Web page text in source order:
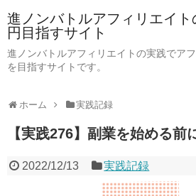
進ノンバトルアフィリエイ
円目指すサイト
進ノンバトルアフィリエイトの実践でア
を目指すサイトです。
ホーム 実践記録
【実践276】副業を始める前
2022/12/13 実践記録